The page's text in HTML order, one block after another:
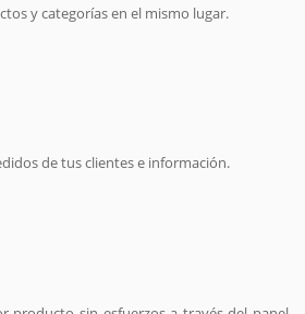
y categorías en el mismo lugar.
de tus clientes e información.